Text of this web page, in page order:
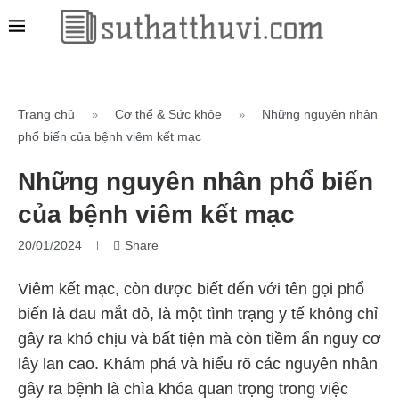
Trang chủ » Cơ thể & Sức khỏe »
Những nguyên nhân
phổ biến của bệnh viêm kết mạc
Những nguyên nhân phổ biến
của bệnh viêm kết mạc
20/01/2024 Share
Viêm kết mạc, còn được biết đến với tên gọi phổ
biến là đau mắt đỏ, là một tình trạng y tế không chỉ
gây ra khó chịu và bất tiện mà còn tiềm ẩn nguy cơ
lây lan cao. Khám phá và hiểu rõ các nguyên nhân
gây ra bệnh là chìa khóa quan trọng trong việc